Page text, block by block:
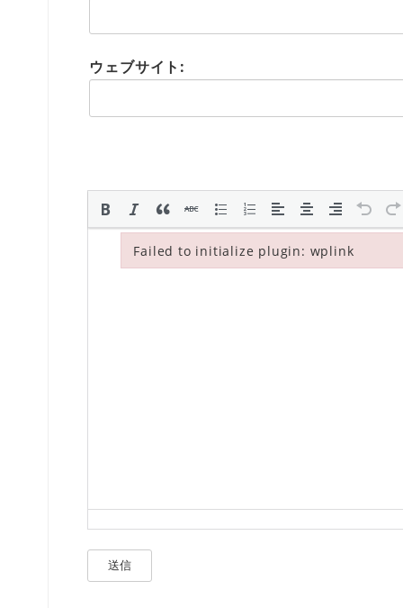
ウェブサイト:
送信
Failed to initialize plugin: wplink
Failed to initialize plugin: wplink